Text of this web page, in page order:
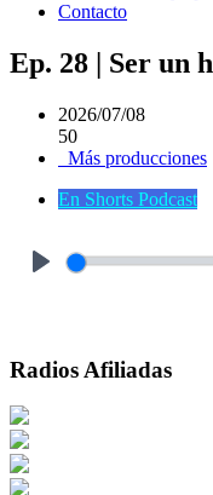
Contacto
Ep. 28 | Ser un
2026/07/08
50
Más producciones
En Shorts Podcast
Radios Afiliadas